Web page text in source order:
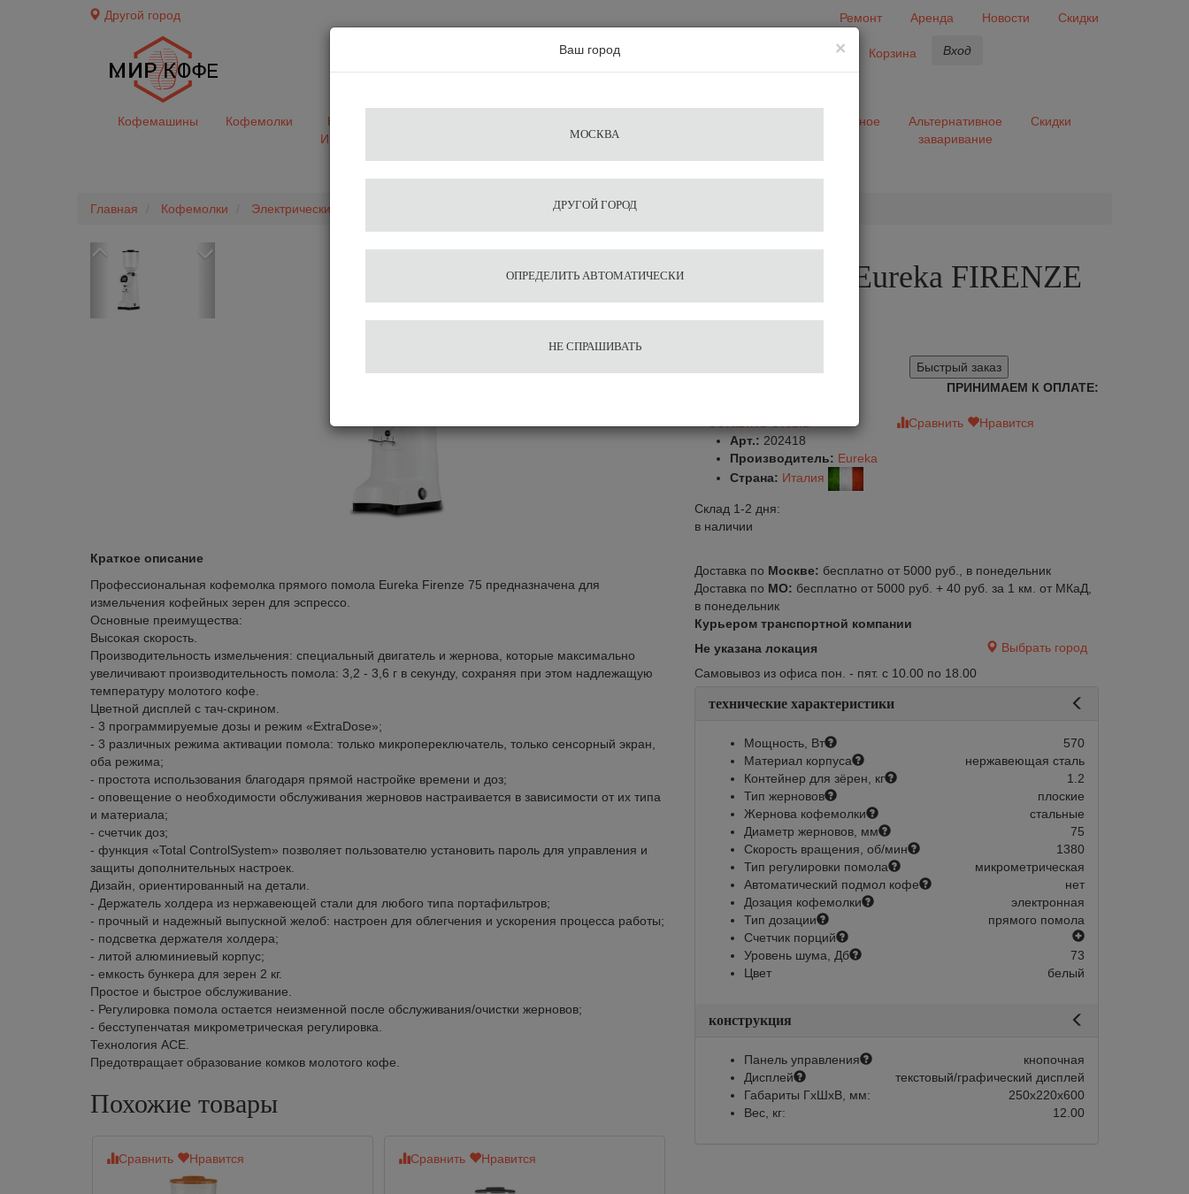
Другой город Ремонт Аренда Новости
Скидки
Избранное Корзина Вход
Кофемашины Кофемолки
Кофе&Чай
Ингредиенты
средства
Разное
Альтернативное
заваривание
Скидки
Главная Кофемолки Электрические Кофемолка Eureka FIRENZE 75 White
Previous
Краткое описание
Профессиональная кофемолка прямого помола Eureka Firenze 75 предназначена для
измельчения кофейных зерен для эспрессо.
Основные преимущества:
Высокая скорость.
Производительность измельчения: специальный двигатель и жернова, которые максимально
увеличивают производительность помола: 3,2 - 3,6 г в секунду, сохраняя при этом надлежащую
температуру молотого кофе.
Цветной дисплей с тач-скрином.
- 3 программируемые дозы и режим «ExtraDose»;
- 3 различных режима активации помола: только микропереключатель, только сенсорный экран,
оба режима;
- простота использования благодаря прямой настройке времени и доз;
- оповещение о необходимости обслуживания жерновов настраивается в зависимости от их типа
и материала;
- счетчик доз;
- функция «Total ControlSystem» позволяет пользователю установить пароль для управления и
защиты дополнительных настроек.
Дизайн, ориентированный на детали.
- Держатель холдера из нержавеющей стали для любого типа портафильтров;
- прочный и надежный выпускной желоб: настроен для облегчения и ускорения процесса работы;
- подсветка держателя холдера;
- литой алюминиевый корпус;
- емкость бункера для зерен 2 кг.
Простое и быстрое обслуживание.
- Регулировка помола остается неизменной после обслуживания/очистки жерновов;
- бесступенчатая микрометрическая регулировка.
Технология ACE.
Предотвращает образование комков молотого кофе.
Похожие товары
Сравнить Нравится Сравнить Нравится
Кофемолка Eureka FIRENZE
75 White
Быстрый заказ
ПРИНИМАЕМ К ОПЛАТЕ:
Сравнить
Нравится
Арт.: 202418
Производитель: Eureka
Страна: Италия
Склад 1-2 дня:
в наличии
Доставка по Москве: бесплатно от 5000 руб., в понедельник
Доставка по МО: бесплатно от 5000 руб. + 40 руб. за 1 км. от МКаД,
в понедельник
Курьером транспортной компании
Не указана локация
Выбрать город
Самовывоз из офиса пон. - пят. с 10.00 по 18.00
технические характеристики
Мощность, Вт
570
Материал корпуса
нержавеющая сталь
Контейнер для зёрен, кг
1.2
Тип жерновов
плоские
Жернова кофемолки
стальные
Диаметр жерновов, мм
75
Скорость вращения, об/мин
1380
Тип регулировки помола
микрометрическая
Автоматический подмол кофе
нет
Дозация кофемолки
электронная
Тип дозации
прямого помола
Счетчик порций
есть
Уровень шума, Дб
73
Цвет
белый
конструкция
Панель управления
кнопочная
Дисплей
текстовый/графический дисплей
Габариты ГхШхВ, мм:
250х220х600
Вес, кг:
12.00
×
Ваш город
МОСКВА
ДРУГОЙ ГОРОД
ОПРЕДЕЛИТЬ АВТОМАТИЧЕСКИ
НЕ СПРАШИВАТЬ